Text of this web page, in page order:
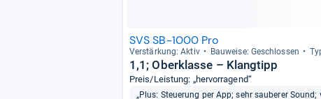
SVS SB-1000 Pro
Ver­stär­kung: Aktiv Bau­weise: Geschlos­sen
1,1; Oberklasse – Klangtipp
Preis/Leistung: „hervorragend“
„Plus: Steuerung per App; sehr sauberer Sound;